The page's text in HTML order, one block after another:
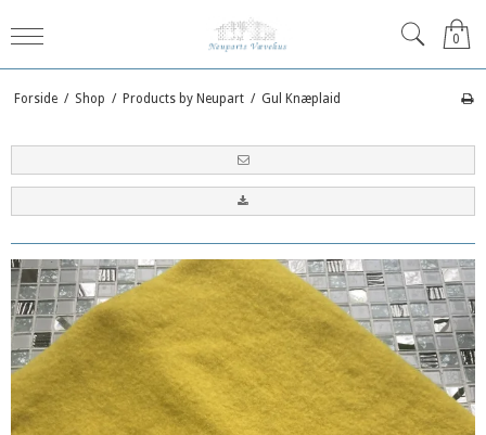
0
Forside / Shop / Products by Neupart / Gul Knæplaid